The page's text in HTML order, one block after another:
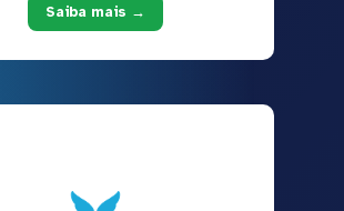
Saiba mais →